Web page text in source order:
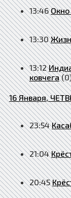
13:46 Окно
13:30
13:12
ковчега
16 Января,
23:54
21:04
20:45